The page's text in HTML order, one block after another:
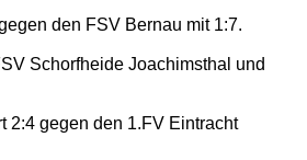
den FSV Bernau mit 1:7.
Schorfheide Joachimsthal und
2:4 gegen den 1.FV Eintracht